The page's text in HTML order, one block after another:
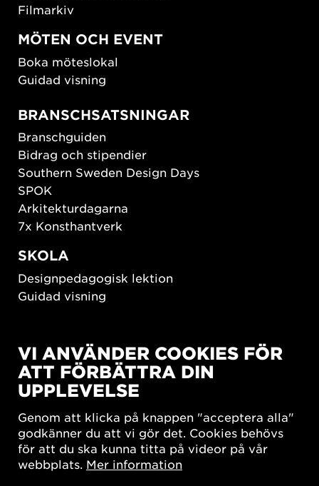
Filmarkiv
MÖTEN OCH EVENT
Boka möteslokal
Guidad visning
BRANSCHSATSNINGAR
Branschguiden
Bidrag och stipendier
Southern Sweden Design Days
SPOK
Arkitekturdagarna
7x Konsthantverk
SKOLA
Designpedagogisk lektion
Guidad visning
New European Bauhaus
SUSTAINORDIC
Share Future Living
What Matter_s
VI ANVÄNDER COOKIES FÖR
ATT FÖRBÄTTRA DIN
UPPLEVELSE
Genom att klicka på knappen "acceptera alla"
godkänner du att vi gör det. Cookies behövs
för att du ska kunna titta på videor på vår
webbplats. Mer information